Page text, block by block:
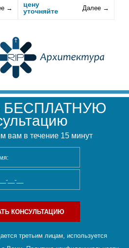
→
цену
уточняйте
Далее →
БЕСПЛАТНУЮ
вам в течение 15 минут
КОНСУЛЬТАЦИЮ
третьим лицам, используется